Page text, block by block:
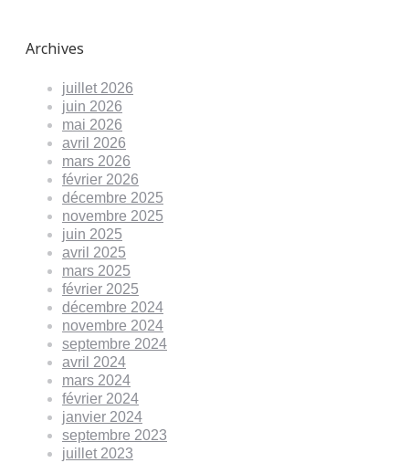
Archives
juillet 2026
juin 2026
mai 2026
avril 2026
mars 2026
février 2026
décembre 2025
novembre 2025
juin 2025
avril 2025
mars 2025
février 2025
décembre 2024
novembre 2024
septembre 2024
avril 2024
mars 2024
février 2024
janvier 2024
septembre 2023
juillet 2023